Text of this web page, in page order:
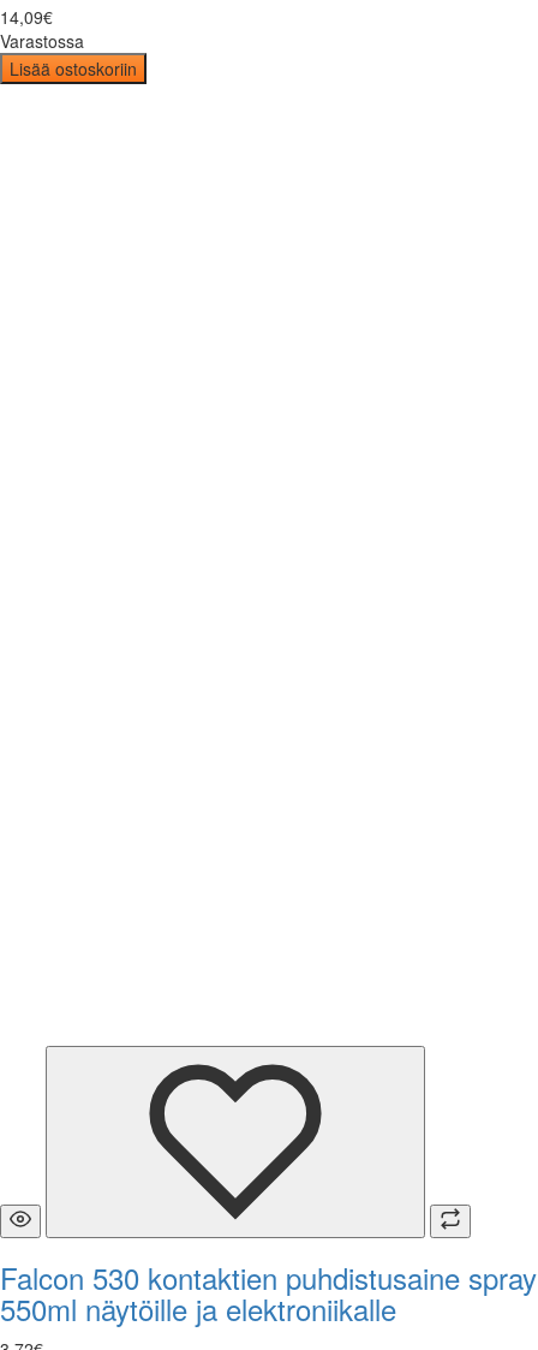
14,09€
Varastossa
Lisää ostoskoriin
Falcon 530 kontaktien puhdistusaine spray
550ml näytöille ja elektroniikalle